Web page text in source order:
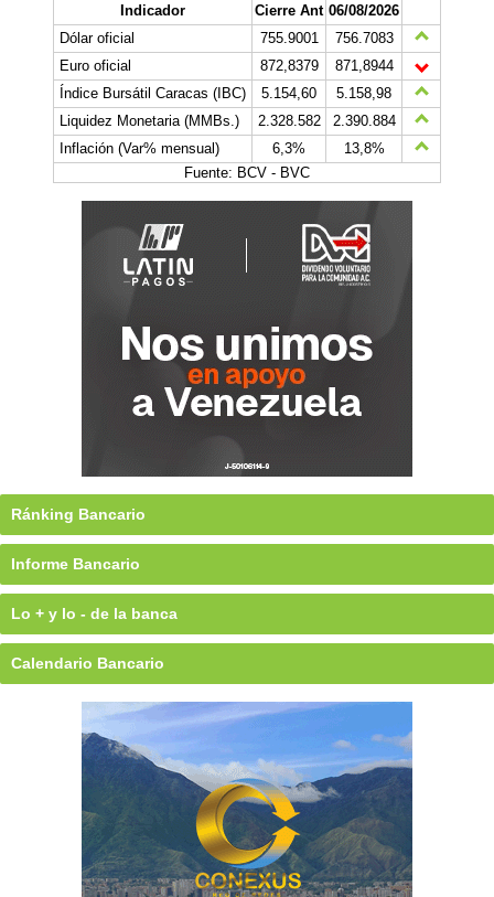
Indicador Cierre Ant 06/08/2026
Dólar oficial
755.9001
756.7083
Euro oficial
872,8379
871,8944
Índice Bursátil Caracas (IBC)
5.154,60
5.158,98
Liquidez Monetaria (MMBs.)
2.328.582
2.390.884
Inflación (Var% mensual)
6,3%
13,8%
Fuente: BCV - BVC
Ránking Bancario
Informe Bancario
Lo + y lo - de la banca
Calendario Bancario